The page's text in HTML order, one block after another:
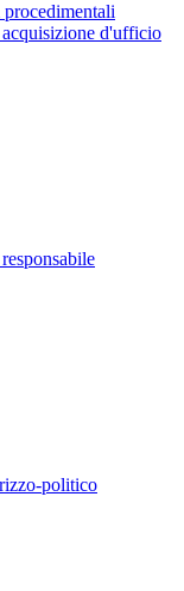
d'ufficio
politico